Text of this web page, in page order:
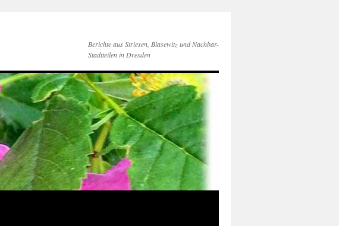
Berichte aus Striesen, Blasewitz und Nachbar-
Stadtteilen in Dresden